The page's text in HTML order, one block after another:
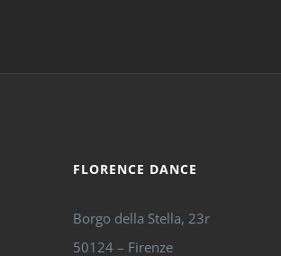
FLORENCE DANCE
Borgo della Stella, 23r
50124 – Firenze